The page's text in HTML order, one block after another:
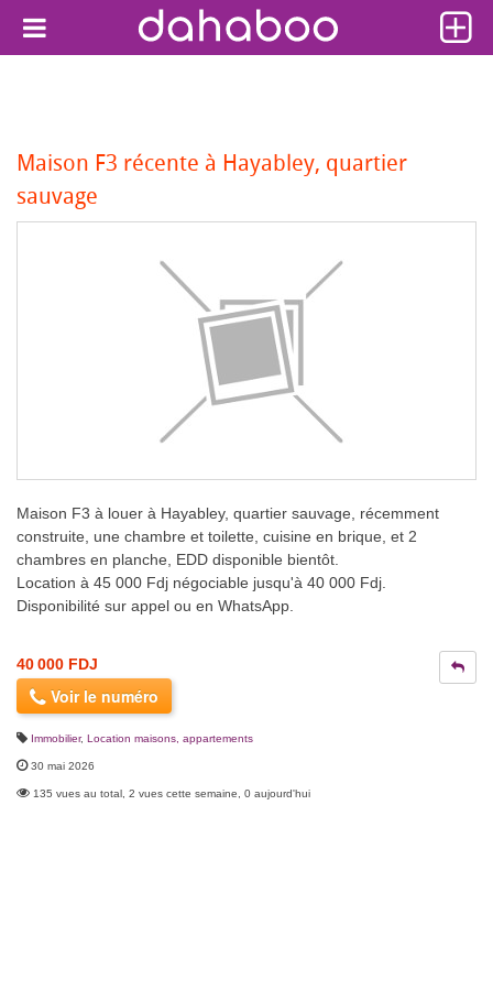
Maison F3 récente à Hayabley, quartier
sauvage
Maison F3 à louer à Hayabley, quartier sauvage, récemment
construite, une chambre et toilette, cuisine en brique, et 2
chambres en planche, EDD disponible bientôt.
Location à 45 000 Fdj négociable jusqu'à 40 000 Fdj.
Disponibilité sur appel ou en WhatsApp.
40 000 FDJ
Voir le numéro
Immobilier, Location maisons, appartements
30 mai 2026
135 vues au total, 2 vues cette semaine, 0 aujourd'hui